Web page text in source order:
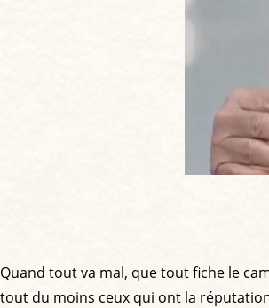
Quand tout va mal, que tout fiche le
tout du moins ceux qui ont la réputation